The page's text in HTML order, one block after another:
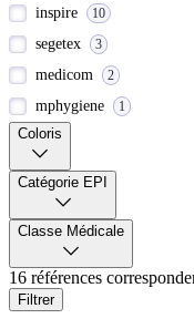
inspire
10
segetex 3
medicom 2
mphygiene 1
Coloris
Catégorie EPI
Classe Médicale
16 références
Filtrer